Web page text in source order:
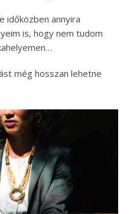
időközben annyira
is, hogy nem tudom
még hosszan lehetne